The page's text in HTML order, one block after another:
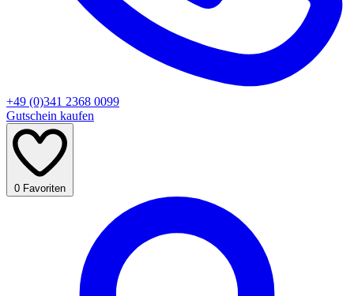
+49 (0)341 2368 0099
Gutschein kaufen
0 Favoriten